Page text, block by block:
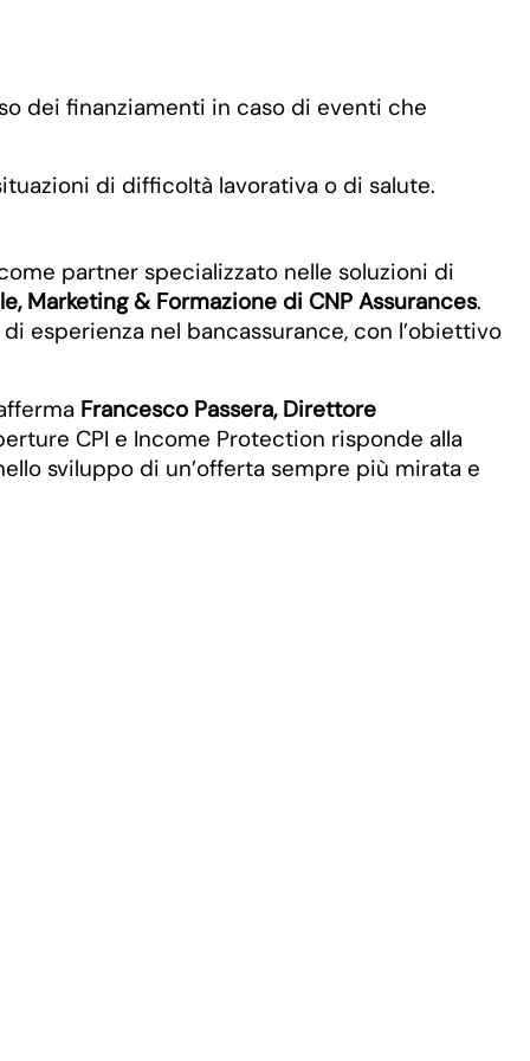
dei finanziamenti in caso di eventi che
di difficoltà lavorativa o di salute.
partner specializzato nelle soluzioni di
Marketing & Formazione di CNP Assurances.
esperienza nel bancassurance, con l’obiettivo
Francesco Passera, Direttore
CPI e Income Protection risponde alla
sviluppo di un’offerta sempre più mirata e